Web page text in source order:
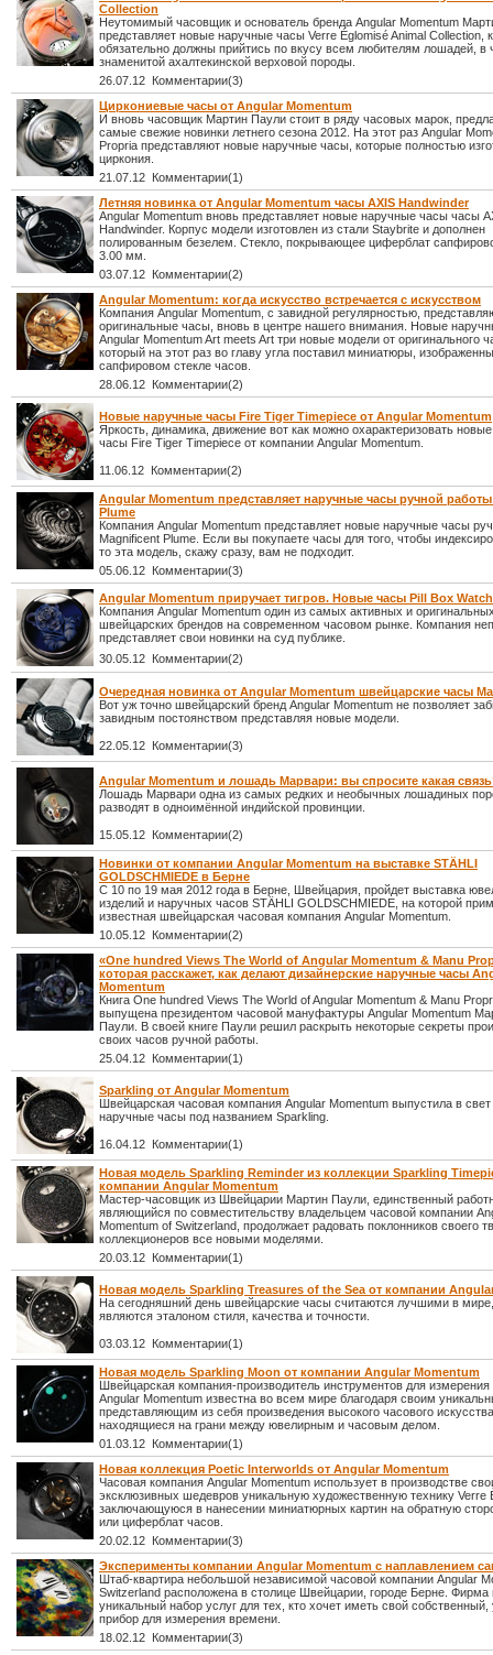
Collection
Неутомимый часовщик и основатель бренда Angular Momentum
представляет новые наручные часы Verre Églomisé Animal Collection,
обязательно должны прийтись по вкусу всем любителям лошадей, в
знаменитой ахалтекинской верховой породы.
26.07.12 Комментарии(3)
Циркониевые часы от Angular Momentum
И вновь часовщик Мартин Паули стоит в ряду часовых марок,
самые свежие новинки летнего сезона 2012. На этот раз Angular
Propria представляют новые наручные часы, которые полностью
циркония.
21.07.12 Комментарии(1)
Летняя новинка от Angular Momentum часы AXIS Handwinder
Angular Momentum вновь представляет новые наручные часы часы
Handwinder. Корпус модели изготовлен из стали Staybrite и дополнен
полированным безелем. Стекло, покрывающее циферблат
3.00 мм.
03.07.12 Комментарии(2)
Angular Momentum: когда искусство встречается с искусством
Компания Angular Momentum, с завидной регулярностью,
оригинальные часы, вновь в центре нашего внимания. Новые
Angular Momentum Art meets Art три новые модели от оригинального
который на этот раз во главу угла поставил миниатюры,
сапфировом стекле часов.
28.06.12 Комментарии(2)
Новые наручные часы Fire Tiger Timepiece от Angular Momentum
Яркость, динамика, движение вот как можно охарактеризовать
часы Fire Tiger Timepiece от компании Angular Momentum.
11.06.12 Комментарии(2)
Angular Momentum представляет наручные часы ручной
Plume
Компания Angular Momentum представляет новые наручные часы
Magnificent Plume. Если вы покупаете часы для того, чтобы
то эта модель, скажу сразу, вам не подходит.
05.06.12 Комментарии(3)
Angular Momentum приручает тигров. Новые часы Pill Box Watch
Компания Angular Momentum один из самых активных и
швейцарских брендов на современном часовом рынке. Компания
представляет свои новинки на суд публике.
30.05.12 Комментарии(2)
Очередная новинка от Angular Momentum швейцарские часы
Вот уж точно швейцарский бренд Angular Momentum не позволяет
завидным постоянством представляя новые модели.
22.05.12 Комментарии(3)
Angular Momentum и лошадь Марвари: вы спросите какая
Лошадь Марвари одна из самых редких и необычных лошадиных
разводят в одноимённой индийской провинции.
15.05.12 Комментарии(2)
Новинки от компании Angular Momentum на выставке STÄHLI
GOLDSCHMIEDE в Берне
С 10 по 19 мая 2012 года в Берне, Швейцария, пройдет выставка
изделий и наручных часов STÄHLI GOLDSCHMIEDE, на которой
известная швейцарская часовая компания Angular Momentum.
10.05.12 Комментарии(2)
«One hundred Views The World of Angular Momentum & Manu
которая расскажет, как делают дизайнерские наручные часы
Momentum
Книга One hundred Views The World of Angular Momentum & Manu
выпущена президентом часовой мануфактуры Angular Momentum
Паули. В своей книге Паули решил раскрыть некоторые секреты
своих часов ручной работы.
25.04.12 Комментарии(1)
Sparkling от Angular Momentum
Швейцарская часовая компания Angular Momentum выпустила в
наручные часы под названием Sparkling.
16.04.12 Комментарии(1)
Новая модель Sparkling Reminder из коллекции Sparkling
компании Angular Momentum
Мастер-часовщик из Швейцарии Мартин Паули, единственный
являющийся по совместительству владельцем часовой компании
Momentum of Switzerland, продолжает радовать поклонников своего
коллекционеров все новыми моделями.
20.03.12 Комментарии(1)
Новая модель Sparkling Treasures of the Sea от компании
На сегодняшний день швейцарские часы считаются лучшими в
являются эталоном стиля, качества и точности.
03.03.12 Комментарии(1)
Новая модель Sparkling Moon от компании Angular Momentum
Швейцарская компания-производитель инструментов для
Angular Momentum известна во всем мире благодаря своим
представляющим из себя произведения высокого часового
находящиеся на грани между ювелирным и часовым делом.
01.03.12 Комментарии(1)
Новая коллекция Poetic Interworlds от Angular Momentum
Часовая компания Angular Momentum использует в производстве
эксклюзивных шедевров уникальную художественную технику Verre
заключающуюся в нанесении миниатюрных картин на обратную
или циферблат часов.
20.02.12 Комментарии(3)
Эксперименты компании Angular Momentum с наплавлением
Штаб-квартира небольшой независимой часовой компании Angular
Switzerland расположена в столице Швейцарии, городе Берне. Фирма
уникальный набор услуг для тех, кто хочет иметь свой
прибор для измерения времени.
18.02.12 Комментарии(3)